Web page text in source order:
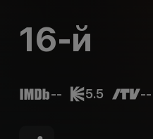
16-й
-- 5.5 --